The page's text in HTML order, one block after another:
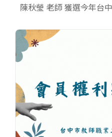
陳秋瑩 老師 獲選今年台